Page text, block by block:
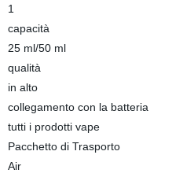
1
capacità
25 ml/50 ml
qualità
in alto
collegamento con la batteria
tutti i prodotti vape
Pacchetto di Trasporto
Air